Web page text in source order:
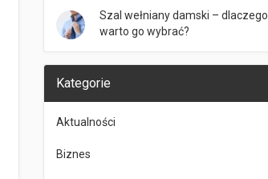
Szal wełniany damski – dlaczego
warto go wybrać?
Kategorie
Aktualności
Biznes